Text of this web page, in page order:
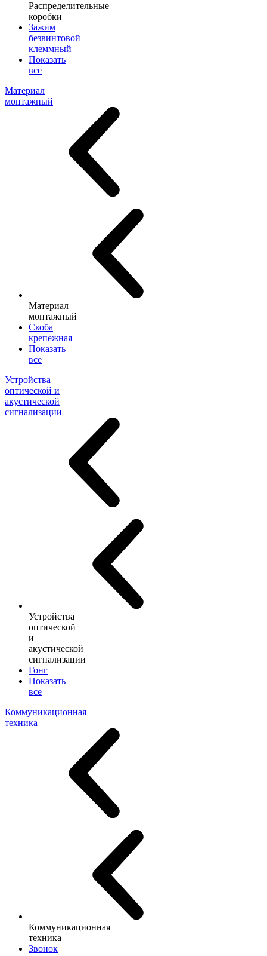
Распределительные
коробки
Зажим
безвинтовой
клеммный
Показать
все
Материал
монтажный
Материал
монтажный
Скоба
крепежная
Показать
все
Устройства
оптической и
акустической
сигнализации
Устройства
оптической
и
акустической
сигнализации
Гонг
Показать
все
Коммуникационная
техника
Коммуникационная
техника
Звонок